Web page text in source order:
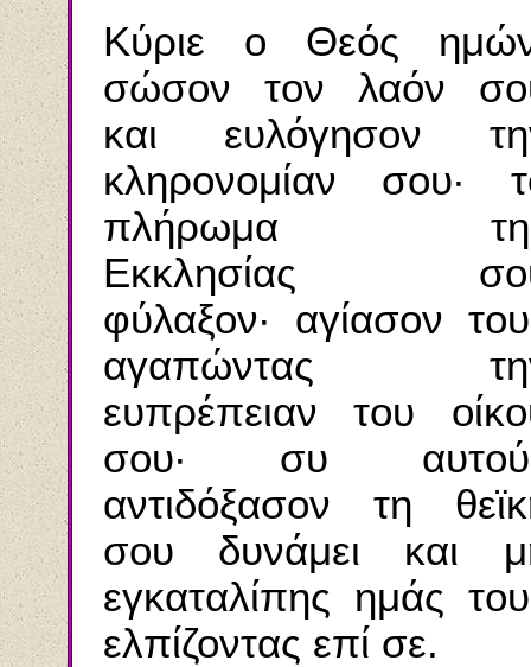
Κύριε ο Θεός
σώσον τον λαόν
και ευλόγησον
κληρονομίαν σου·
πλήρωμα
Εκκλησίας
φύλαξον· αγίασον
αγαπώντας
ευπρέπειαν του
σου· συ
αντιδόξασον τη
σου δυνάμει και
εγκαταλίπης ημάς
ελπίζοντας επί σε.